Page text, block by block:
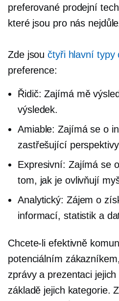
preferované prodejní
které jsou pro nás
Zde jsoučtyři hlavní typy
preference:
Řidič: Zajímá mě
výsledek.
Amiable: Zajímá se o
zastřešující
Expresivní: Zajímá se
tom, jak je ovlivňují
Analytický: Zájem o
informací, statistik a
Chcete-li efektivně
potenciálním
zprávy a prezentaci
základě jejich kategorie.